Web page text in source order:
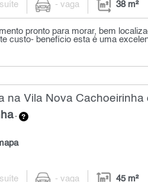
- vaga 38 m²
pronto para morar, bem
custo- benefício esta é uma
na Vila Nova Cachoeirinha
-
- vaga 45 m²